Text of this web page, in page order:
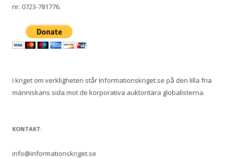
nr. 0723-781776.
I kriget om verkligheten står Informationskriget.se på den lilla fria
människans sida mot de korporativa auktoritära globalisterna.
KONTAKT:
info@informationskriget.se